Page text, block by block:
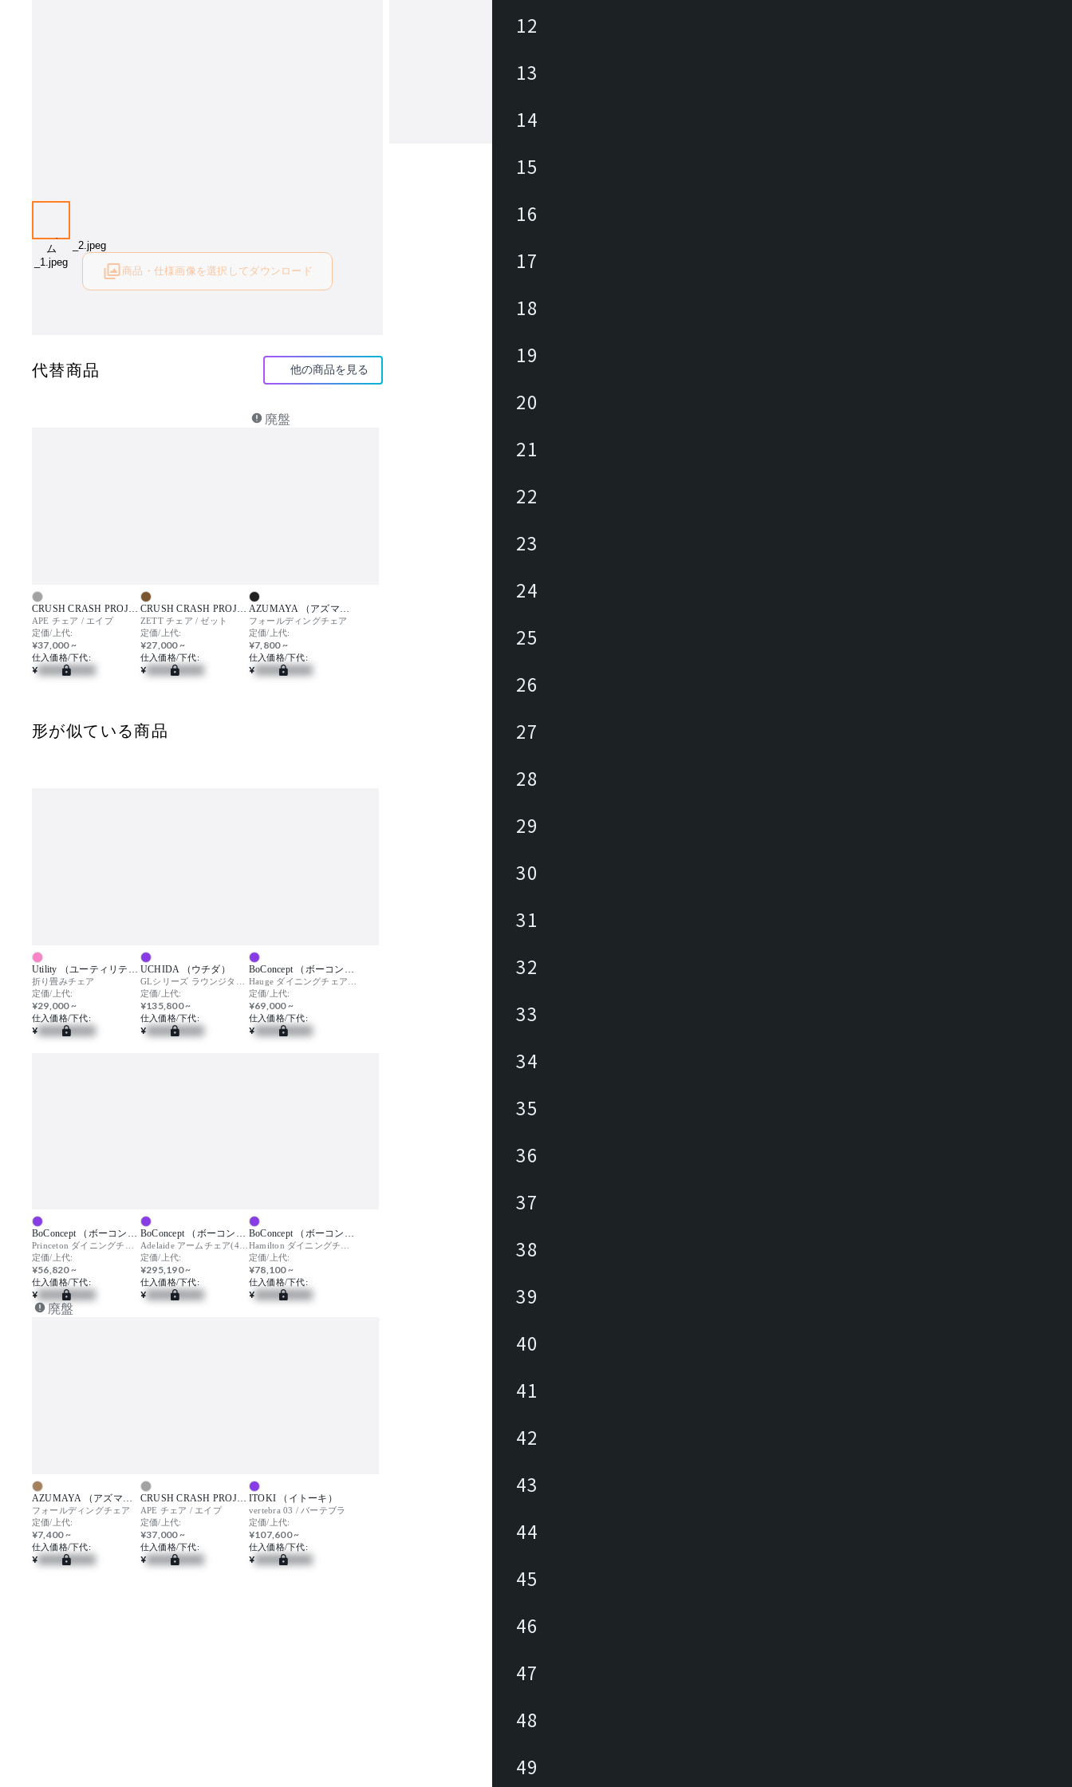
商品・仕様画像を選択してダウンロード
代替商品 他の商品を見る
CRUSH CRASH PROJECT （クラッシュクラッシュプロジェクト）
APE チェア / エイプ
定価/上代:
¥37,000 ~
仕入価格/下代:
¥
CRUSH CRASH PROJECT （クラッシュクラッシュプロジェクト）
ZETT チェア / ゼット
定価/上代:
¥27,000 ~
仕入価格/下代:
¥
廃盤
フォールディングチェア
定価/上代:
¥7,800 ~
仕入価格/下代:
¥
形が似ている商品
折り畳みチェア
定価/上代:
¥29,000 ~
仕入価格/下代:
¥
UCHIDA （ウチダ）
定価/上代:
¥135,800 ~
仕入価格/下代:
¥
定価/上代:
¥69,000 ~
仕入価格/下代:
¥
BoConcept （ボーコンセプト）
定価/上代:
¥56,820 ~
仕入価格/下代:
¥
BoConcept （ボーコンセプト）
Adelaide アームチェア(4本脚) / アデレード
定価/上代:
¥295,190 ~
仕入価格/下代:
¥
BoConcept （ボーコンセプト）
定価/上代:
¥78,100 ~
仕入価格/下代:
¥
廃盤
AZUMAYA （アズマヤ）
フォールディングチェア
定価/上代:
¥7,400 ~
仕入価格/下代:
¥
CRUSH CRASH PROJECT （クラッシュクラッシュプロジェクト）
APE チェア / エイプ
定価/上代:
¥37,000 ~
仕入価格/下代:
¥
ITOKI （イトーキ）
vertebra 03 / バーテブラ
定価/上代:
¥107,600 ~
仕入価格/下代:
¥
12
13
14
15
16
17
18
19
20
21
22
23
24
25
26
27
28
29
30
31
32
33
34
35
36
37
38
39
40
41
42
43
44
45
46
47
48
49